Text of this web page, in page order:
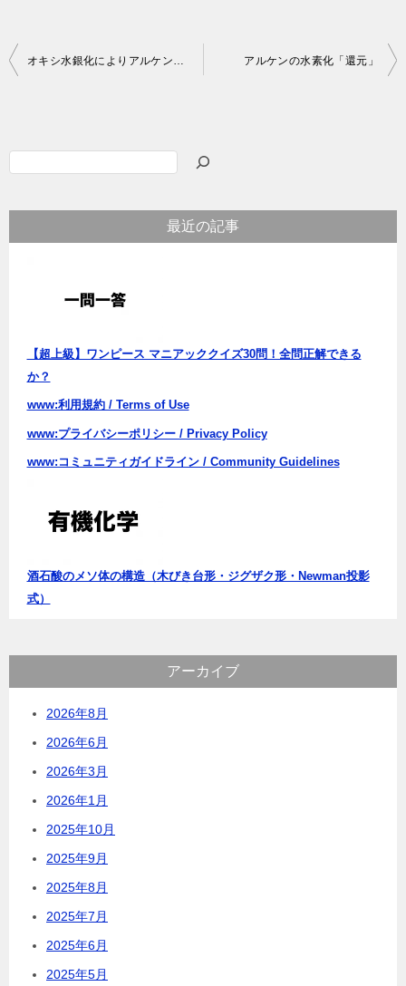
投
ゲ
オキシ水銀化によりアルケンを水和する アルケンの水素化「還元」
最近の記事
【超上級】ワンピース マニアッククイズ30問！全問正解できる
か？
www:利用規約 / Terms of Use
www:プライバシーポリシー / Privacy Policy
www:コミュニティガイドライン / Community Guidelines
酒石酸のメソ体の構造（木びき台形・ジグザク形・Newman投影
式）
アーカイブ
2026年8月
2026年6月
2026年3月
2026年1月
2025年10月
2025年9月
2025年8月
2025年7月
2025年6月
2025年5月